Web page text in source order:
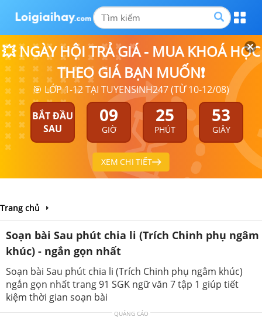
💥 NGÀY HỘI TRẢ GIÁ - MUA KHOÁ HỌC
THEO GIÁ BẠN MUỐN❗
🎯 LỚP 1-12 TẠI TUYENSINH247 (TỪ 10-12/08)
BẮT ĐẦU
SAU
09
GIỜ
25
PHÚT
53
GIÂY
XEM CHI TIẾT
Trang chủ
Soạn bài Sau phút chia li (Trích Chinh phụ ngâm
khúc) - ngắn gọn nhất
Soạn bài Sau phút chia li (Trích Chinh phụ ngâm khúc)
ngắn gọn nhất trang 91 SGK ngữ văn 7 tập 1 giúp tiết
kiệm thời gian soạn bài
QUẢNG CÁO